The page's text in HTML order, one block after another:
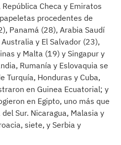
Checa y Emiratos
procedentes de
Panamá (28), Arabia Saudí
y El Salvador (23),
y Malta (19) y Singapur y
Rumanía y Eslovaquia se
Turquía, Honduras y Cuba,
en Guinea Ecuatorial; y
en Egipto, uno más que
Sur. Nicaragua, Malasia y
siete, y Serbia y